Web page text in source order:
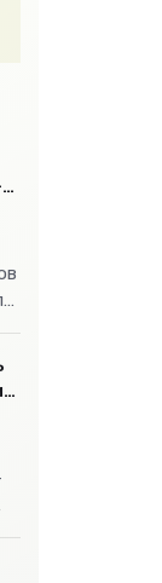
технологии /
Знакомства /